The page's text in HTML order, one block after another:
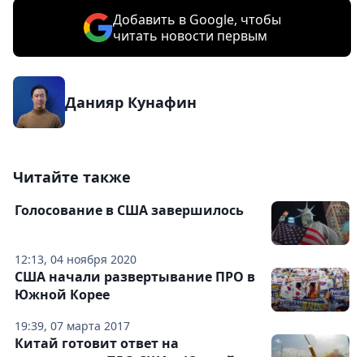
Добавить в Google, чтобы
читать новости первым
Данияр Кунафин
Читайте также
12:13, 04 ноября 2020
Голосование в США завершилось
19:39, 07 марта 2017
США начали развертывание ПРО в
Южной Корее
Китай готовит ответ на